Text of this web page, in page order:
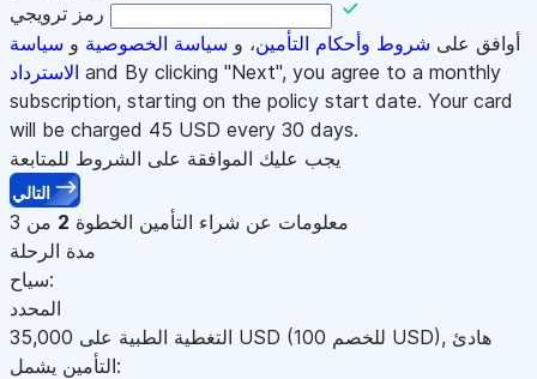
رمز ترويجي
أوافق على شروط وأحكام التأمين، و سياسة الخصوصية و سياسة
الاسترداد and By clicking "Next", you agree to a monthly
subscription, starting on the policy start date. Your card
will be charged 45 USD every 30 days.
يجب عليك الموافقة على الشروط للمتابعة
التالي
معلومات عن شراء التأمين الخطوة 2 من 3
مدة الرحلة
سياح:
المحدد
التغطية الطبية على 35,000 USD USD), هادئ
التأمين يشمل: